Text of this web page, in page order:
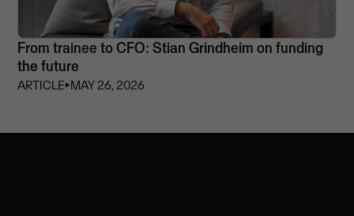
From trainee to CFO: Stian Grindheim on funding
the future
ARTICLE⏵MAY 26, 2026